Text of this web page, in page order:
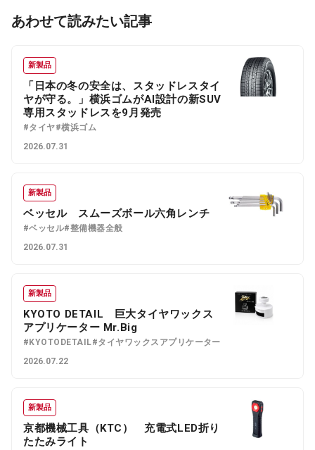
あわせて読みたい記事
新製品
「日本の冬の安全は、スタッドレスタイ
ヤが守る。」横浜ゴムがAI設計の新SUV
専用スタッドレスを9月発売
#タイヤ#横浜ゴム
2026.07.31
新製品
ベッセル スムーズボール六角レンチ
#ベッセル#整備機器全般
2026.07.31
新製品
KYOTO DETAIL 巨大タイヤワックス
アプリケーター Mr.Big
#KYOTODETAIL#タイヤワックスアプリケーター
2026.07.22
新製品
京都機械工具（KTC） 充電式LED折り
たたみライト